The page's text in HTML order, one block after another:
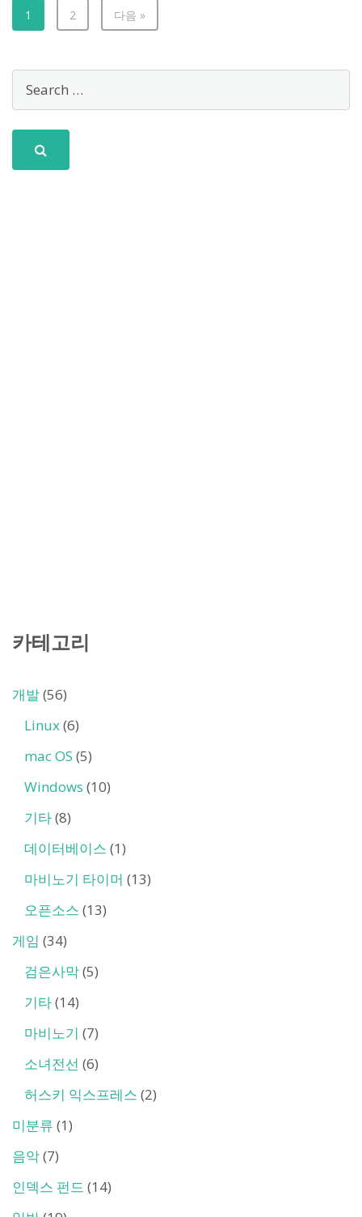
1 2 다음 »
카테고리
개발(56)
Linux(6)
mac OS (5)
Windows (10)
기타(8)
데이터베이스 (1)
마비노기 타이머 (13)
오픈소스 (13)
게임 (34)
검은사막(5)
기타(14)
마비노기 (7)
소녀전선 (6)
허스키 익스프레스 (2)
미분류 (1)
음악(7)
인덱스 펀드 (14)